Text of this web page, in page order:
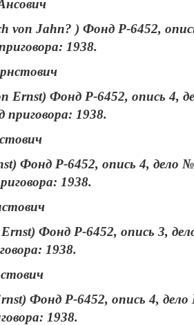
von Jahn? ) Фонд Р-6452,
1938.
Ernst) Фонд Р-6452, опись 4,
приговора: 1938.
Фонд Р-6452, опись 4, дело №
1938.
Фонд Р-6452, опись 3,
1938.
Фонд Р-6452, опись 4,
1938.